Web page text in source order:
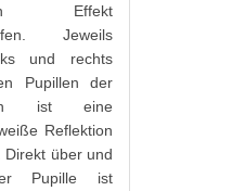
Effekt
Jeweils
und rechts
Pupillen der
ist eine
Reflektion
Direkt über und
Pupille ist